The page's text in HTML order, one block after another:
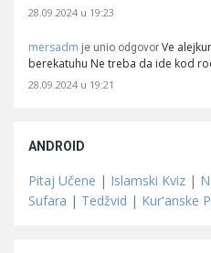
28.09.2024 u 19:23
mersadm je unio odgovor Ve
berekatuhu Ne treba da ide kod
28.09.2024 u 19:21
ANDROID
Pitaj Učene | Islamski Kviz |
Sufara | Tedžvid | Kur'anske